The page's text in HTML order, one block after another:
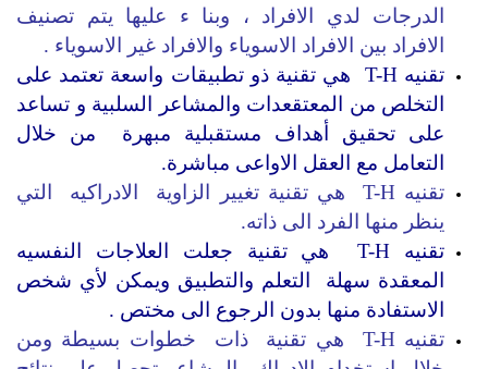
الدرجات لدي الافراد ، وبنا ء عليها يتم تصنيف
الافراد بين الافراد الاسوياء والافراد غير الاسوياء .
تقنيه T-H هي تقنية ذو تطبيقات واسعة تعتمد على
التخلص من المعتقعدات والمشاعر السلبية و تساعد
على تحقيق أهداف مستقبلية مبهرة من خلال
التعامل مع العقل الاواعى مباشرة.
تقنيه T-H هي تقنية تغيير الزاوية الادراكيه التي
ينظر منها الفرد الى ذاته.
تقنيه T-H هي تقنية جعلت العلاجات النفسيه
المعقدة سهلة التعلم والتطبيق ويمكن لأي شخص
الاستفادة منها بدون الرجوع الى مختص .
تقنيه T-H هي تقنية ذات خطوات بسيطة ومن